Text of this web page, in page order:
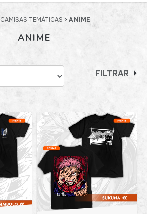
CAMISAS TEMÁTICAS > ANIME
ANIME
FILTRAR